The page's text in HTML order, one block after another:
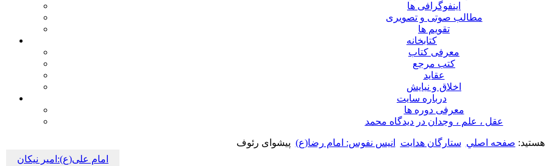
اینفوگرافی ها
مطالب صوتی و تصویری
تقویم ها
كتابخانه
معرفی کتاب
کتب مرجع
عقاید
اخلاق و نیایش
درباره سايت
معرفی دوره ها
عقل ، علم ، وجدان در ديدگاه محمد
هستید: صفحه اصلي ستارگان هدایت انیس نفوس: امام رضا(ع) پیشوای رئوف
امام علی(ع):امیر نیکان